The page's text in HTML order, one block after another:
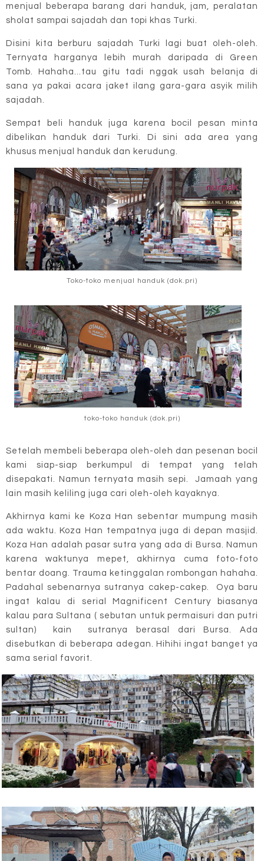
menjual beberapa barang dari handuk, jam, peralatan
sholat sampai sajadah dan topi khas Turki.
Disini kita berburu sajadah Turki lagi buat oleh-oleh.
Ternyata harganya lebih murah daripada di Green
Tomb. Hahaha...tau gitu tadi nggak usah belanja di
sana ya pakai acara jaket ilang gara-gara asyik milih
sajadah.
Sempat beli handuk juga karena bocil pesan minta
dibelikan handuk dari Turki. Di sini ada area yang
khusus menjual handuk dan kerudung.
Toko-toko menjual handuk (dok.pri)
toko-toko handuk (dok.pri)
Setelah membeli beberapa oleh-oleh dan pesenan bocil
kami siap-siap berkumpul di tempat yang telah
disepakati. Namun ternyata masih sepi. Jamaah yang
lain masih keliling juga cari oleh-oleh kayaknya.
Akhirnya kami ke Koza Han sebentar mumpung masih
ada waktu. Koza Han tempatnya juga di depan masjid.
Koza Han adalah pasar sutra yang ada di Bursa. Namun
karena waktunya mepet, akhirnya cuma foto-foto
bentar doang. Trauma ketinggalan rombongan hahaha.
Padahal sebenarnya sutranya cakep-cakep. Oya baru
ingat kalau di serial Magnificent Century biasanya
kalau para Sultana ( sebutan untuk permaisuri dan putri
sultan) kain sutranya berasal dari Bursa. Ada
disebutkan di beberapa adegan. Hihihi ingat banget ya
sama serial favorit.